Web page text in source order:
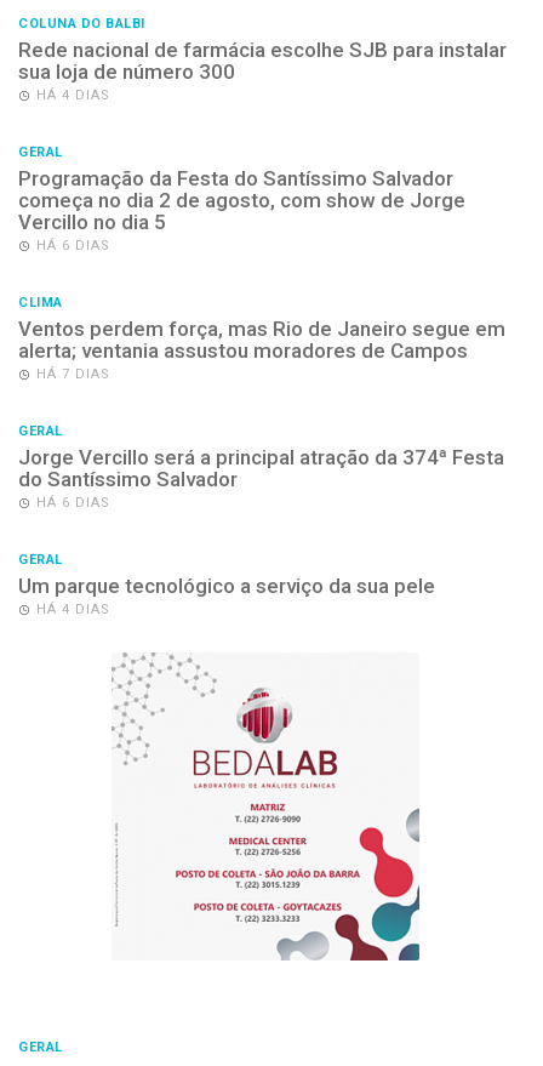
COLUNA DO BALBI
Rede nacional de farmácia escolhe SJB para instalar
sua loja de número 300
HÁ 4 DIAS
GERAL
Programação da Festa do Santíssimo Salvador
começa no dia 2 de agosto, com show de Jorge
Vercillo no dia 5
HÁ 6 DIAS
CLIMA
Ventos perdem força, mas Rio de Janeiro segue em
alerta; ventania assustou moradores de Campos
HÁ 7 DIAS
GERAL
Jorge Vercillo será a principal atração da 374ª Festa
do Santíssimo Salvador
HÁ 6 DIAS
GERAL
Um parque tecnológico a serviço da sua pele
HÁ 4 DIAS
GERAL